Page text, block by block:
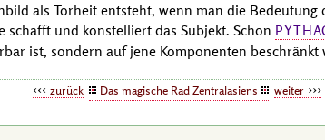
als Torheit entsteht, wenn man die
schafft und konstelliert das Subjekt. Schon
ist, sondern auf jene Komponenten
zurück Das magische Rad Zentralasiens weiter